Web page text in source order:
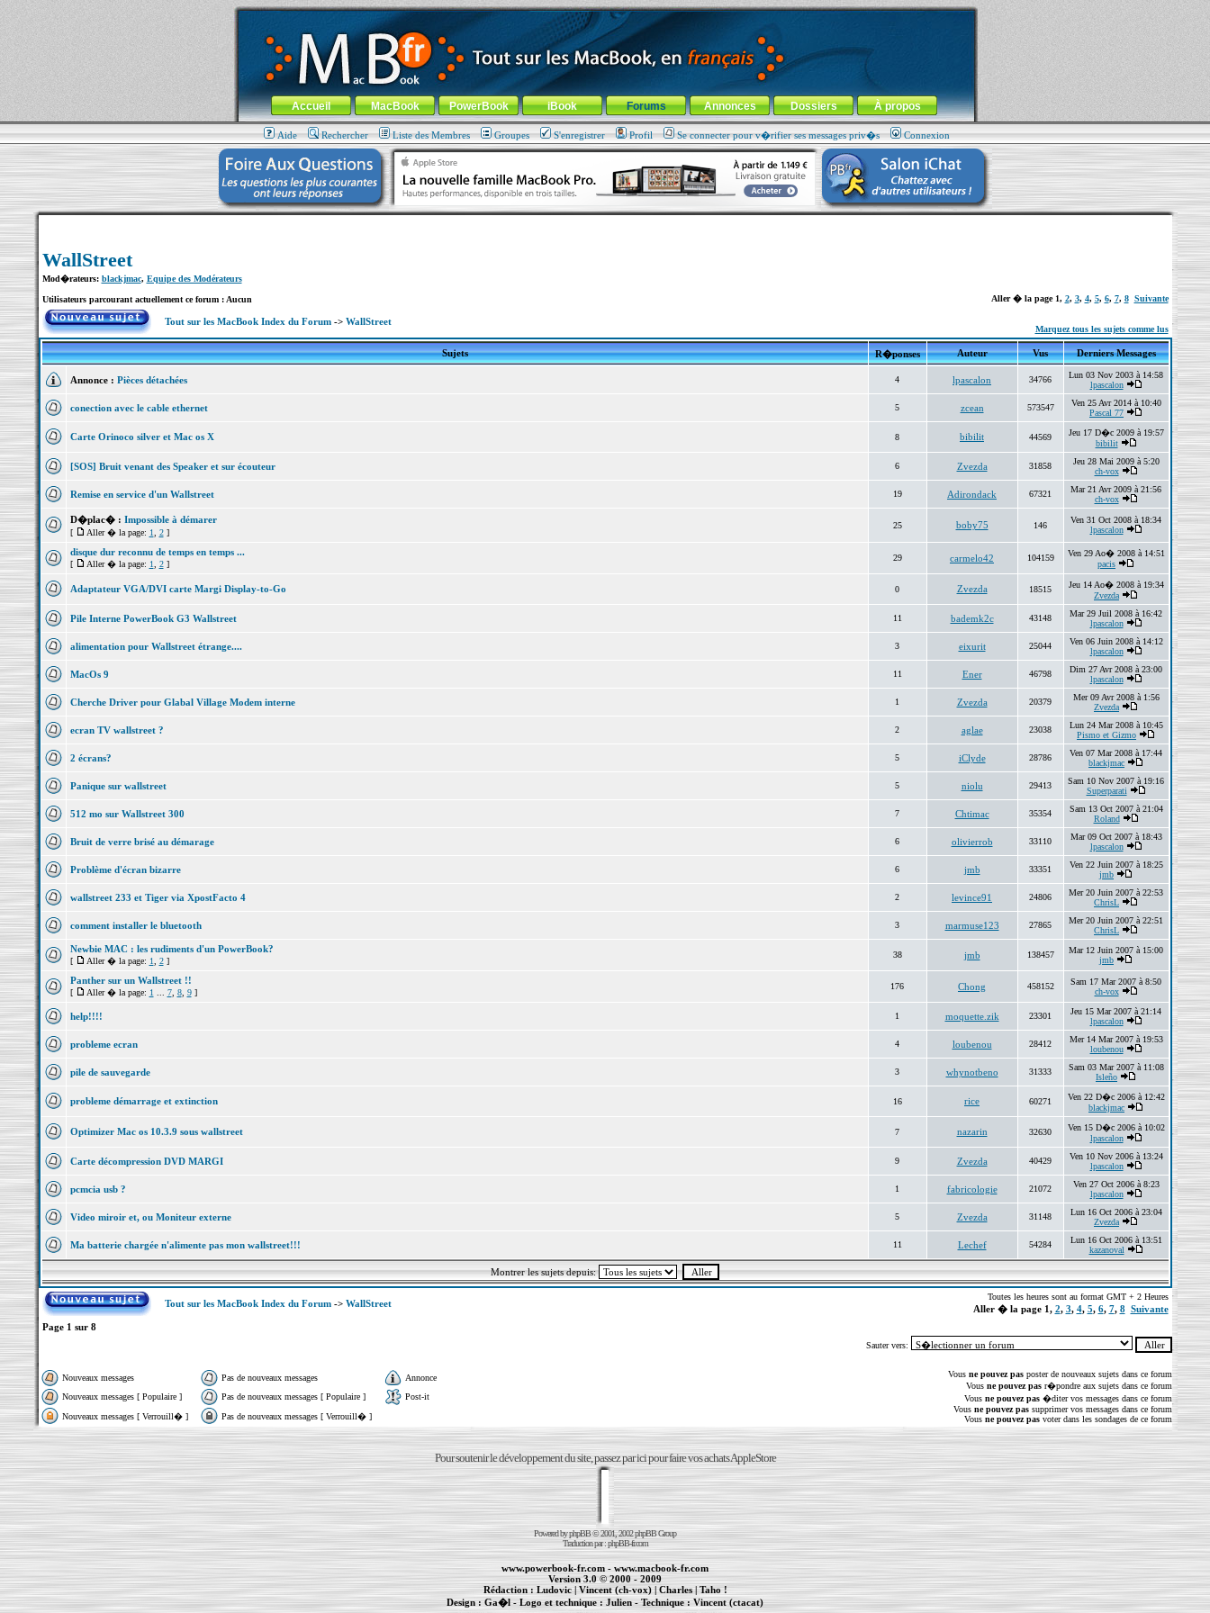
MacBook-fr.com : 100% Apple... 100% nomade !
Aller au contenu-Aller au menu général-Aller au menu de la rubrique
Menu général
Accueil MacBook PowerBook iBook Forums Annonces Dossiers À propos
Aide Rechercher Liste des Membres Groupes S'enregistrer Profil Se connecter pour v�rifier ses messages priv�s Connexion
WallStreet
Mod�rateurs: blackjmac, Equipe des Modérateurs
Utilisateurs parcourant actuellement ce forum : Aucun Aller � la page 1, 2, 3, 4, 5, 6, 7, 8 Suivante
Tout sur les MacBook Index du Forum-> WallStreet
Marquez tous les sujets comme lus
Sujets R�ponses Auteur Vus Derniers Messages
Annonce : Pièces détachées 4 lpascalon 34766
Lun 03 Nov 2003 à 14:58
lpascalon
conection avec le cable ethernet 5 zcean 573547
Ven 25 Avr 2014 à 10:40
Pascal 77
Carte Orinoco silver et Mac os X 8 bibilit 44569
Jeu 17 D�c 2009 à 19:57
bibilit
[SOS] Bruit venant des Speaker et sur écouteur 6 Zvezda 31858
Jeu 28 Mai 2009 à 5:20
ch-vox
Remise en service d'un Wallstreet 19 Adirondack 67321
Mar 21 Avr 2009 à 21:56
ch-vox
D�plac� : Impossible à démarer
[ Aller � la page: 1 2]
25 boby75 146
Ven 31 Oct 2008 à 18:34
lpascalon
disque dur reconnu de temps en temps ...
[ Aller � la page: 1 2]
29 carmelo42 104159
Ven 29 Ao� 2008 à 14:51
pacis
Adaptateur VGA/DVI carte Margi Display-to-Go 0 Zvezda 18515
Jeu 14 Ao� 2008 à 19:34
Zvezda
Pile Interne PowerBook G3 Wallstreet 11 bademk2c 43148
Mar 29 Juil 2008 à 16:42
lpascalon
alimentation pour Wallstreet étrange.... 3 eixurit 25044
Ven 06 Juin 2008 à 14:12
lpascalon
MacOs 9 11 Ener 46798
Dim 27 Avr 2008 à 23:00
lpascalon
Cherche Driver pour Glabal Village Modem interne 1 Zvezda 20379
Mer 09 Avr 2008 à 1:56
Zvezda
ecran TV wallstreet ? 2 aglae 23038
Lun 24 Mar 2008 à 10:45
Pismo et Gizmo
2 écrans? 5 iClyde 28786
Ven 07 Mar 2008 à 17:44
blackjmac
Panique sur wallstreet 5 niolu 29413
Sam 10 Nov 2007 à 19:16
Superparati
512 mo sur Wallstreet 300 7 Chtimac 35354
Sam 13 Oct 2007 à 21:04
Roland
Bruit de verre brisé au démarage 6 olivierrob 33110
Mar 09 Oct 2007 à 18:43
lpascalon
Problème d'écran bizarre 6 jmb 33351
Ven 22 Juin 2007 à 18:25
jmb
wallstreet 233 et Tiger via XpostFacto 4 2 levince91 24806
Mer 20 Juin 2007 à 22:53
ChrisL
comment installer le bluetooth 3 marmuse123 27865
Mer 20 Juin 2007 à 22:51
ChrisL
Newbie MAC : les rudiments d'un PowerBook?
[ Aller � la page: 1 2]
38 jmb 138457
Mar 12 Juin 2007 à 15:00
jmb
Panther sur un Wallstreet !!
[ Aller � la page: 1 7, 8, 9]
176 Chong 458152
Sam 17 Mar 2007 à 8:50
ch-vox
help!!!! 1 moquette.zik 23301
Jeu 15 Mar 2007 à 21:14
lpascalon
probleme ecran 4 loubenou 28412
Mer 14 Mar 2007 à 19:53
loubenou
pile de sauvegarde 3 whynotbeno 31333
Sam 03 Mar 2007 à 11:08
Isleño
probleme démarrage et extinction 16 rice 60271
Ven 22 D�c 2006 à 12:42
blackjmac
Optimizer Mac os 10.3.9 sous wallstreet 7 nazarin 32630
Ven 15 D�c 2006 à 10:02
lpascalon
Carte décompression DVD MARGI 9 Zvezda 40429
Ven 10 Nov 2006 à 13:24
lpascalon
pcmcia usb ? 1 fabricologie 21072
Ven 27 Oct 2006 à 8:23
lpascalon
Video miroir et, ou Moniteur externe 5 Zvezda 31148
Lun 16 Oct 2006 à 23:04
Zvezda
Ma batterie chargée n'alimente pas mon wallstreet!!! 11 Lechef 54284
Lun 16 Oct 2006 à 13:51
kazanoval
Montrer les sujets depuis:
Tout sur les MacBook Index du Forum-> WallStreet
Toutes les heures sont au format GMT + 2 Heures
Aller � la page 1, 2, 3, 4, 5, 6, 7, 8 Suivante
Page 1 sur 8
Sauter vers:
Nouveaux messages Pas de nouveaux messages
Annonce
Nouveaux messages [ Populaire ]
Pas de nouveaux messages [ Populaire ]
Post-it
Nouveaux messages [ Verrouill� ]
Pas de nouveaux messages [ Verrouill� ]
Vous ne pouvez pasposter de nouveaux sujets dans ce forum
Vous ne pouvez pasr�pondre aux sujets dans ce forum
Vous ne pouvez pas�diter vos messages dans ce forum
Vous ne pouvez passupprimer vos messages dans ce forum
Vous ne pouvez pasvoter dans les sondages de ce forum
Pour soutenir le développement du site, passez par ici pour faire vos achats AppleStore
Powered byphpBB© 2001, 2002 phpBB Group
Traduction par :phpBB-fr.com
www.powerbook-fr.com - www.macbook-fr.com
Version 3.0 © 2000 - 2009
Rédaction : Ludovic|Vincent (ch-vox)| Charles|Taho !
Design : Ga�l - Logo et technique : Julien - Technique :Vincent (ctacat)